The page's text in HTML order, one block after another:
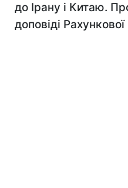
до Ірану і Китаю.
доповіді